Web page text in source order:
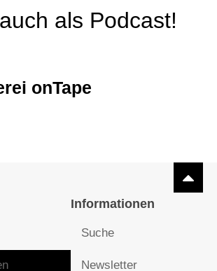
als Podcast!
onTape
Informationen
Suche
Newsletter